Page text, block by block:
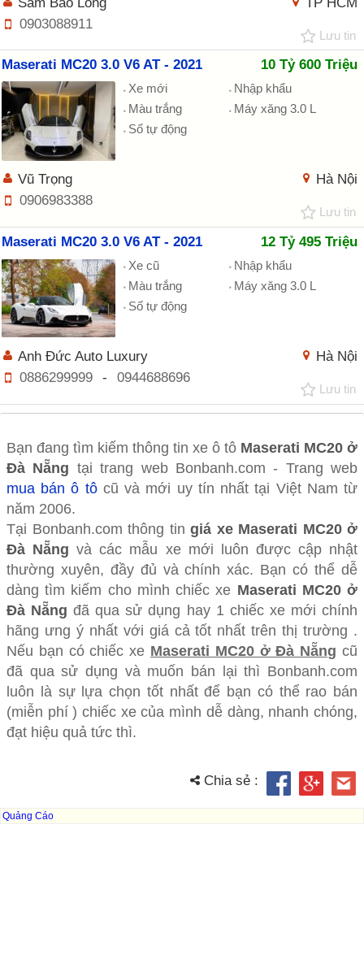
0903088911
Lưu tin
Maserati MC20 3.0 V6 AT - 2021 10 Tỷ 600 Triệu
Xe mới
Nhập khẩu
Màu trắng
Máy xăng 3.0 L
Số tự động
Hà Nội
Vũ Trọng
0906983388
Lưu tin
Maserati MC20 3.0 V6 AT - 2021 12 Tỷ 495 Triệu
Xe cũ
Nhập khẩu
Màu trắng
Máy xăng 3.0 L
Số tự động
Hà Nội
Anh Đức Auto Luxury
0886299999
- 0944688696
Lưu tin
Bạn đang tìm kiếm thông tin xe ô tô Maserati MC20 ở
Đà Nẵng tại trang web Bonbanh.com - Trang web
mua bán ô tôcũ và mới uy tín nhất tại Việt Nam từ
năm 2006.
Tại Bonbanh.com thông tin giá xe Maserati MC20 ở
Đà Nẵng và các mẫu xe mới luôn được cập nhật
thường xuyên, đầy đủ và chính xác. Bạn có thể dễ
dàng tìm kiếm cho mình chiếc xe Maserati MC20 ở
Đà Nẵng đã qua sử dụng hay 1 chiếc xe mới chính
hãng ưng ý nhất với giá cả tốt nhất trên thị trường .
Nếu bạn có chiếc xe Maserati MC20 ở Đà Nẵng cũ
đã qua sử dụng và muốn bán lại thì Bonbanh.com
luôn là sự lựa chọn tốt nhất để bạn có thể rao bán
(miễn phí ) chiếc xe của mình dễ dàng, nhanh chóng,
đạt hiệu quả tức thì.
Chia sẻ :
Quảng Cáo